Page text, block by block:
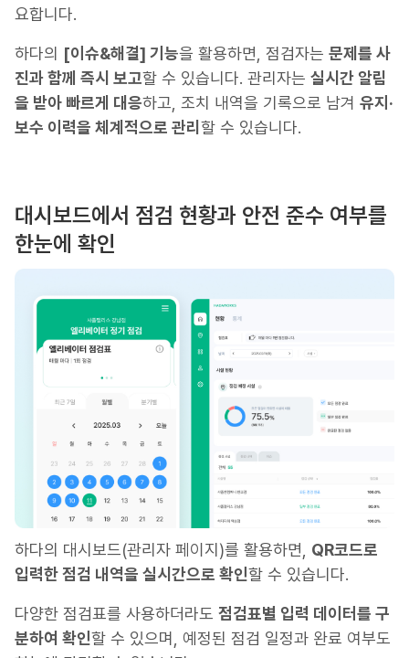
요합니다.
하다의 [이슈&해결] 기능을 활용하면, 점검자는 문제를 사
진과 함께 즉시 보고할 수 있습니다. 관리자는 실시간 알림
을 받아 빠르게 대응하고, 조치 내역을 기록으로 남겨 유지·
보수 이력을 체계적으로 관리 할 수 있습니다.
대시보드에서 점검 현황과 안전 준수 여부를
한눈에 확인
하다의 대시보드(관리자 페이지)를 활용하면, QR코드로
입력한 점검 내역을 실시간으로 확인할 수 있습니다.
다양한 점검표를 사용하더라도 점검표별 입력 데이터를 구
분하여 확인할 수 있으며, 예정된 점검 일정과 완료 여부도